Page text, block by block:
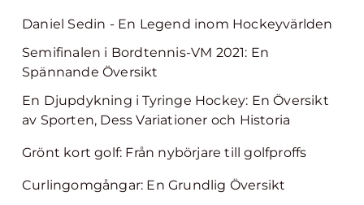
Daniel Sedin - En Legend inom Hockeyvärlden
Semifinalen i Bordtennis-VM 2021: En
Spännande Översikt
En Djupdykning i Tyringe Hockey: En Översikt
av Sporten, Dess Variationer och Historia
Grönt kort golf: Från nybörjare till golfproffs
Curlingomgångar: En Grundlig Översikt